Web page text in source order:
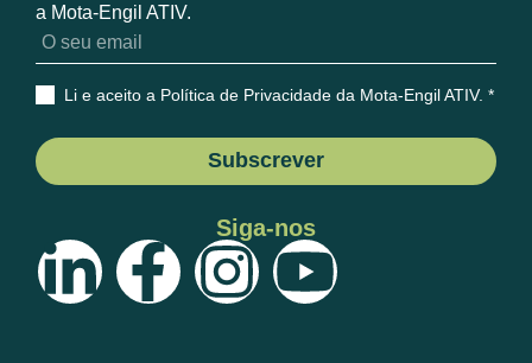
a Mota-Engil ATIV.
Li e aceito a Política de Privacidade da Mota-Engil ATIV. *
Subscrever
Siga-nos